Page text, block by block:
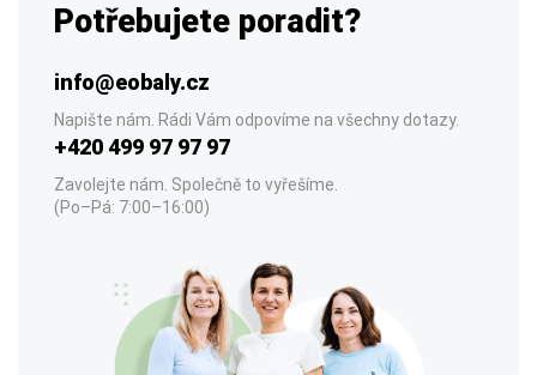
Potřebujete poradit?
info@eobaly.cz
Napište nám. Rádi Vám odpovíme na všechny dotazy.
+420 499 97 97 97
Zavolejte nám. Společně to vyřešíme.
(Po–Pá: 7:00–16:00)